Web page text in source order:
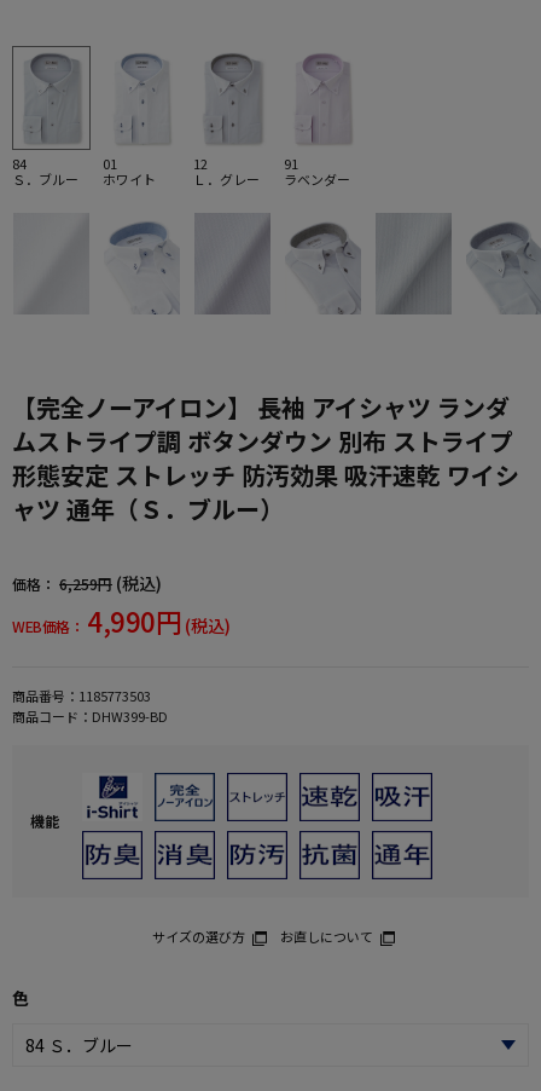
84
Ｓ．ブルー
01
ホワイト
12
Ｌ．グレー
91
ラベンダー
【完全ノーアイロン】 長袖 アイシャツ ランダ
ムストライプ調 ボタンダウン 別布 ストライプ
形態安定 ストレッチ 防汚効果 吸汗速乾 ワイシ
ャツ 通年（Ｓ．ブルー）
価格： 6,259円 (税込)
WEB価格： 4,990円 (税込)
商品番号： 1185773503
商品コード： DHW399-BD
機能
サイズの選び方 お直しについて
色